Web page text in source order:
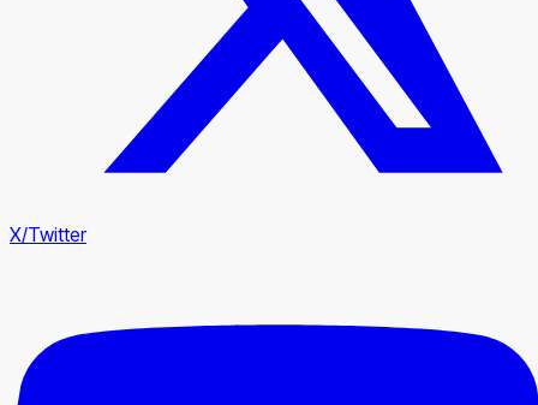
X/Twitter